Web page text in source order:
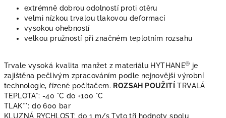
extrémně dobrou odolností proti otěru
velmi nízkou trvalou tlakovou deformací
vysokou ohebností
velkou pružností při značném teplotním rozsahu
Trvale vysoká kvalita manžet z materiálu HYTHANE® je
zajištěna pečlivým zpracováním podle nejnovější výrobní
technologie, řízené počítačem. ROZSAH POUŽITÍ TRVALÁ
TEPLOTA*: -40 °C do +100 °C
TLAK**: do 600 bar
KLUZNÁ RYCHLOST: do 1 m/s Tyto tři hodnoty spolu